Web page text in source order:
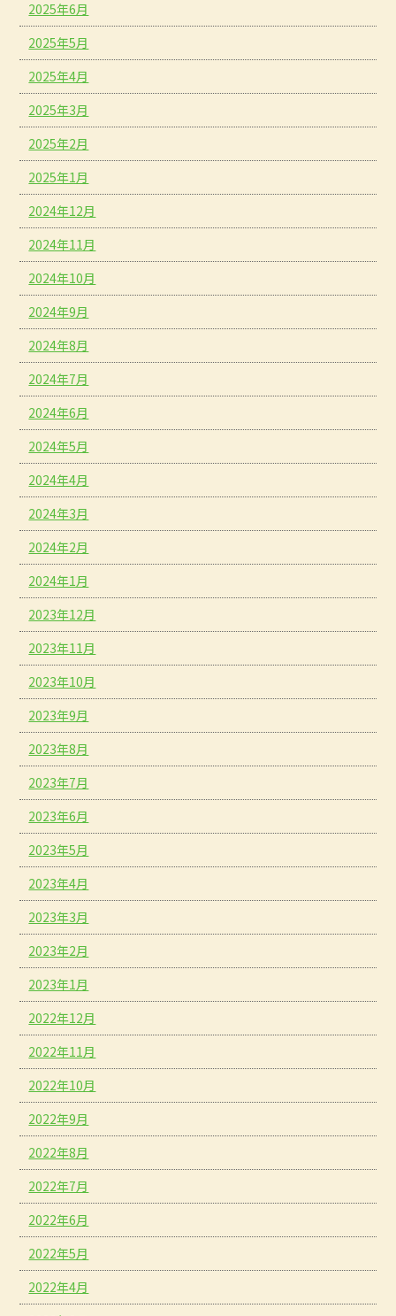
2025年6月
2025年5月
2025年4月
2025年3月
2025年2月
2025年1月
2024年12月
2024年11月
2024年10月
2024年9月
2024年8月
2024年7月
2024年6月
2024年5月
2024年4月
2024年3月
2024年2月
2024年1月
2023年12月
2023年11月
2023年10月
2023年9月
2023年8月
2023年7月
2023年6月
2023年5月
2023年4月
2023年3月
2023年2月
2023年1月
2022年12月
2022年11月
2022年10月
2022年9月
2022年8月
2022年7月
2022年6月
2022年5月
2022年4月